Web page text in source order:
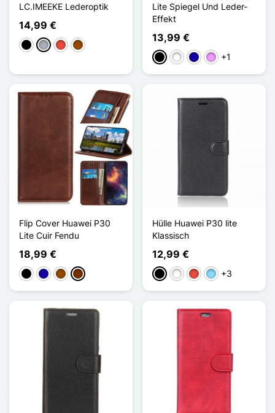
LC.IMEEKE Lederoptik
14,99 €
Schwarz
GrauRot Braun
Lite Spiegel Und Leder-
Effekt
13,99 €
Schwarz
WeißDunkelblau
Hellviolett
+1
Flip Cover Huawei P30
Lite Cuir Fendu
18,99 €
SchwarzDunkelblau
BraunKaffee
Hülle Huawei P30 lite
Klassisch
12,99 €
Schwarz
WeißRot Hellblau
+3